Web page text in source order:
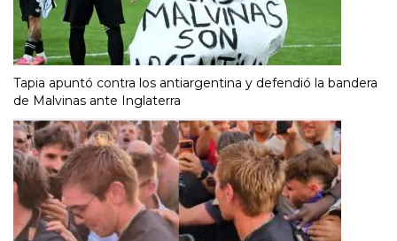
Tapia apuntó contra los antiargentina y defendió la bandera
de Malvinas ante Inglaterra